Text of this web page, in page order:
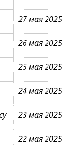
27 мая 2025
26 мая 2025
25 мая 2025
24 мая 2025
23 мая 2025
22 мая 2025